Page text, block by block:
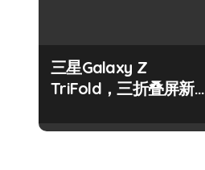
三星Galaxy Z
TriFold，三折叠屏新风